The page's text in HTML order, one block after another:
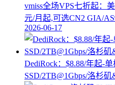
vmiss全场VPS七折起：
元/月起,可选CN2 GIA/
2026-06-17
DediRock：$8.88/年起-
SSD/2TB@1Gbps/洛杉